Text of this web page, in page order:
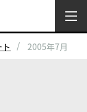
2005年7月